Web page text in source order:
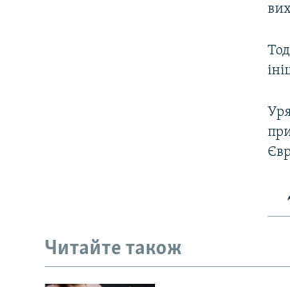
Читайте також